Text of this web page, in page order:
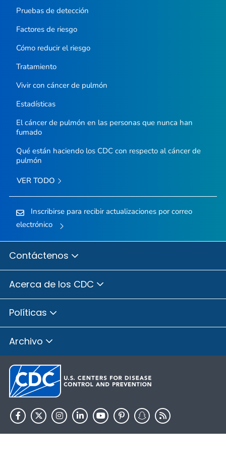
Pruebas de detección
Factores de riesgo
Cómo reducir el riesgo
Tratamiento
Vivir con cáncer de pulmón
Estadísticas
El cáncer de pulmón en las personas que nunca han
fumado
Qué están haciendo los CDC con respecto al cáncer de
pulmón
VER TODO
Inscribirse para recibir actualizaciones por correo
electrónico
Contáctenos
Acerca de los CDC
Políticas
Archivo